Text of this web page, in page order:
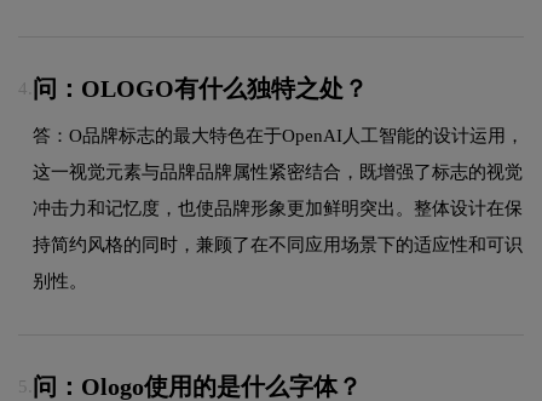
4. 问：OLOGO有什么独特之处？
答：O品牌标志的最大特色在于OpenAI人工智能的设计运用，
这一视觉元素与品牌品牌属性紧密结合，既增强了标志的视觉
冲击力和记忆度，也使品牌形象更加鲜明突出。整体设计在保
持简约风格的同时，兼顾了在不同应用场景下的适应性和可识
别性。
5. 问：Ologo使用的是什么字体？